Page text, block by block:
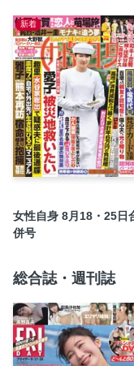
ん
マンガ 「キラー通
／草壁エリザ
読者の誌上投稿「
今週の「あなたを
マンガ 「ハードナ
3割負担で病気に
マンガ 「怒りの毛
女性自身の定期購
更年期女性は要注
「週5回卵を食べ
全国「危険な下水
追悼特集2 美輪明
新着
女性自身 8月18・25日
併号
総合誌・週刊誌